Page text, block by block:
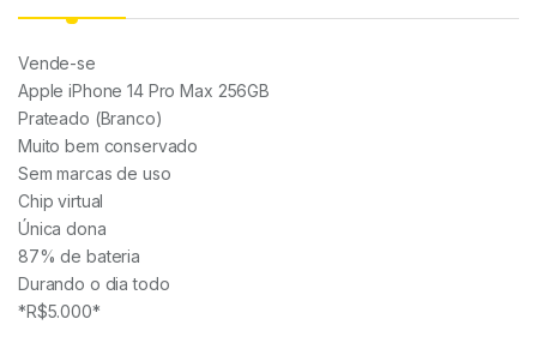
Vende-se
Apple iPhone 14 Pro Max 256GB
Prateado (Branco)
Muito bem conservado
Sem marcas de uso
Chip virtual
Única dona
87% de bateria
Durando o dia todo
*R$5.000*